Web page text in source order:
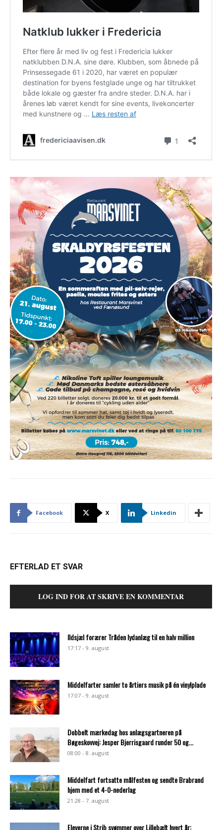
Facebook X Linkedin
EFTERLAD ET SVAR
LOG IND FOR AT SKRIVE EN KOMMENTAR
Ildsjæl forærer Tråden lydanlæg til en halv million
17:17 - 9. august
Middelfarter samler to årtiers musik på én vinylplade
17:07 - 9. august
Dobbelt mærkedag hos anlægsgartneren på
Bøgeskovvej: Jesper Bjerrisgaard runder 50 og...
08:00 - 8. august
Middelfart fortsatte målfesten og sendte Brabrand
hjem med et 4-0-nederlag
21:28 - 7. august
Eleverne i Strib svømmer over Lillebælt hvert år: